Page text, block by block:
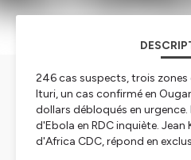
246 cas suspects, trois zones
Ituri, un cas confirmé en
dollars débloqués en urgence.
d'Ebola en RDC inquiète. Jean
d'Africa CDC, répond en